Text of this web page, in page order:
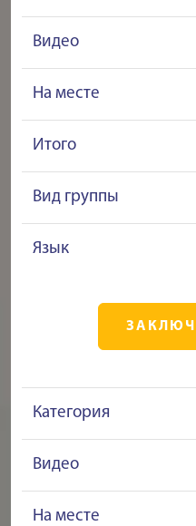
Видео
На месте
Итого
Вид группы
Язык
Категория
Видео
На месте